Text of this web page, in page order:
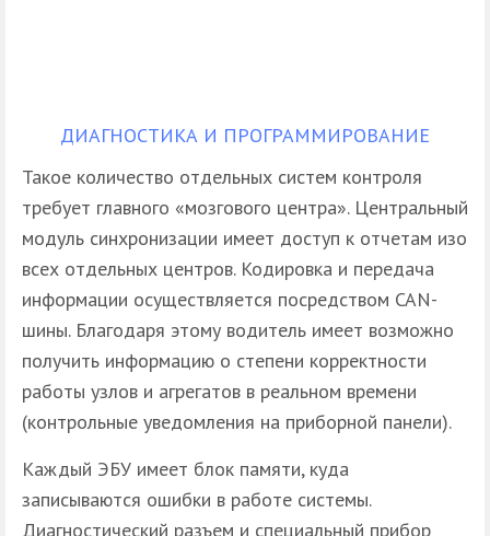
ДИАГНОСТИКА И ПРОГРАММИРОВАНИЕ
Такое количество отдельных систем контроля
требует главного «мозгового центра». Центральный
модуль синхронизации имеет доступ к отчетам изо
всех отдельных центров. Кодировка и передача
информации осуществляется посредством САN-
шины. Благодаря этому водитель имеет возможно
получить информацию о степени корректности
работы узлов и агрегатов в реальном времени
(контрольные уведомления на приборной панели).
Каждый ЭБУ имеет блок памяти, куда
записываются ошибки в работе системы.
Диагностический разъем и специальный прибор